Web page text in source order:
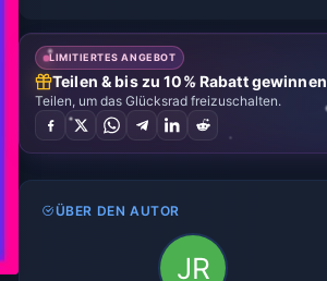
LIMITIERTES ANGEBOT
Teilen & bis zu 10% Rabatt gewinnen
Teilen, um das Glücksrad freizuschalten.
ÜBER DEN AUTOR